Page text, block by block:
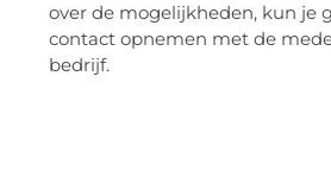
over de mogelijkheden, kun je
contact opnemen met de
bedrijf.